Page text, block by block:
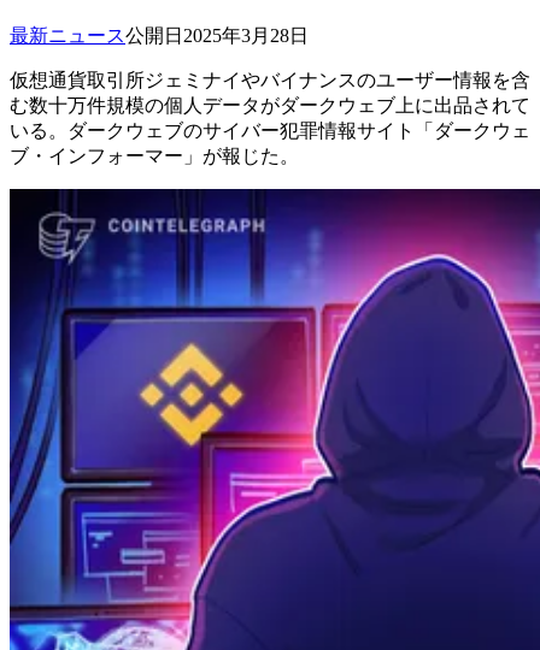
最新ニュース公開日 2025年3月28日
仮想通貨取引所ジェミナイやバイナンスのユーザー情報を含
む数十万件規模の個人データがダークウェブ上に出品されて
いる。ダークウェブのサイバー犯罪情報サイト「ダークウェ
ブ・インフォーマー」が報じた。